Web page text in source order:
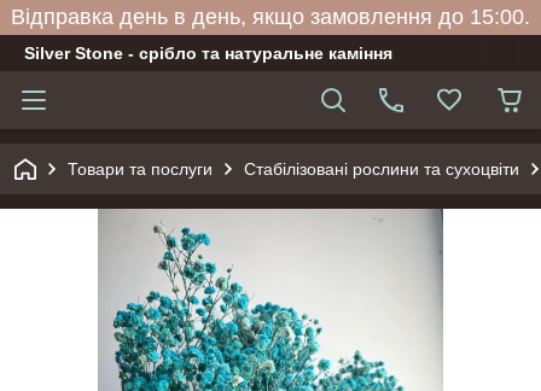
Відправка день в день, якщо замовлення до 15:00.
Silver Stone - срібло та натуральне каміння
Товари та послуги Стабілізовані рослини та сухоцвіти